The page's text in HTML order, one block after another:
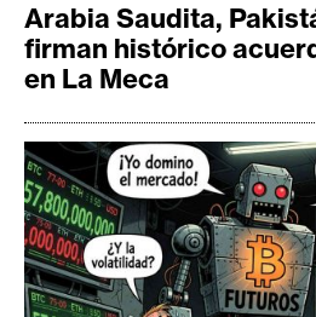
Arabia Saudita,
firman histórico
en La Meca